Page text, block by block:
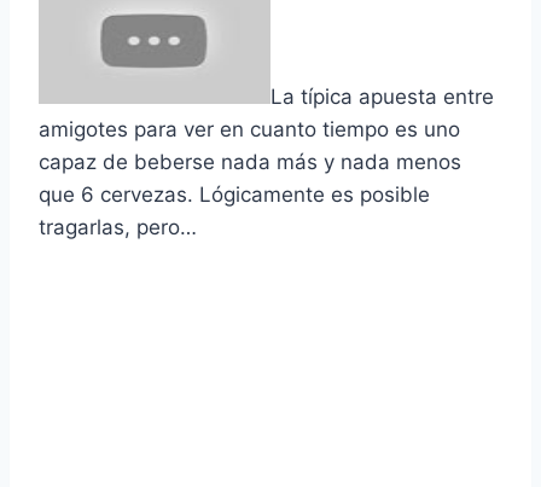
La tí­pica apuesta entre
amigotes para ver en cuanto tiempo es uno
capaz de beberse nada más y nada menos
que 6 cervezas. Lógicamente es posible
tragarlas, pero…